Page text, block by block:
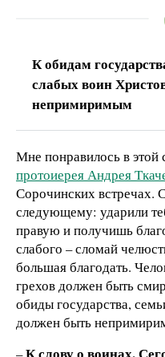
К обидам
слабых воин
непримиримым
Мне понравилось в этой
протоиерея Андрея
Сорочинских встречах.
следующему: ударили
правую и получишь
слабого – сломай
большая благодать.
грехов должен быть
обиды государства,
должен быть